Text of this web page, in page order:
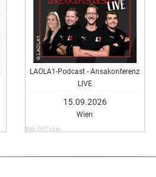
LAOLA1-Podcast - Ansakonferenz
LIVE
15.09.2026
Wien
Bild: OETicket